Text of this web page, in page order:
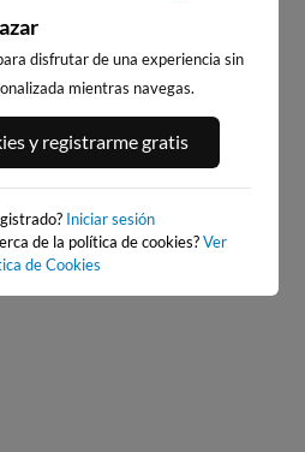
BAIONA
0.0 m CHOPI
disfrutar de una experiencia sin
mientras navegas.
y registrarme gratis
Iniciar sesión
de la política de cookies?Ver
de Cookies